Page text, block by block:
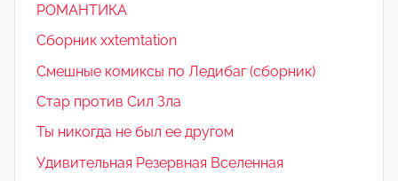
РОМАНТИКА
Сборник xxtemtation
Смешные комиксы по Ледибаг (сборник)
Стар против Сил Зла
Ты никогда не был ее другом
Удивительная Резервная Вселенная